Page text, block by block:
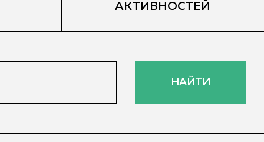
АКТИВНОСТЕЙ
НАЙТИ